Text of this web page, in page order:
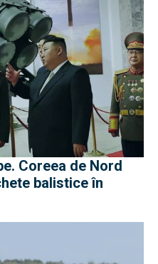
Coreea de Nord
balistice în